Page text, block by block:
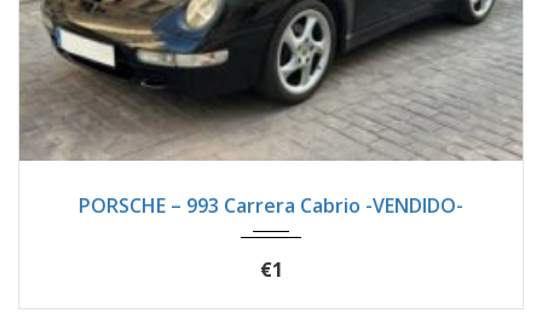
PORSCHE – 993 Carrera Cabrio -VENDIDO-
€1